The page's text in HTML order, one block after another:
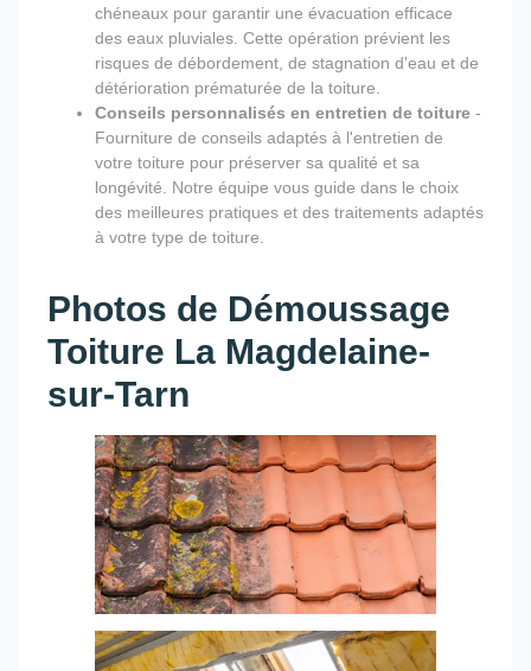
chéneaux pour garantir une évacuation efficace
des eaux pluviales. Cette opération prévient les
risques de débordement, de stagnation d'eau et de
détérioration prématurée de la toiture.
Conseils personnalisés en entretien de toiture -
Fourniture de conseils adaptés à l'entretien de
votre toiture pour préserver sa qualité et sa
longévité. Notre équipe vous guide dans le choix
des meilleures pratiques et des traitements adaptés
à votre type de toiture.
Photos de Démoussage
Toiture La Magdelaine-
sur-Tarn